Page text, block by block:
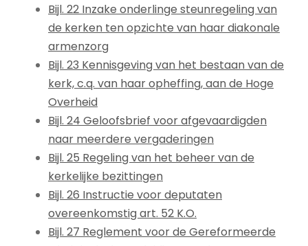
Bijl. 22 Inzake onderlinge steunregeling van
de kerken ten opzichte van haar diakonale
armenzorg
Bijl. 23 Kennisgeving van het bestaan van de
kerk, c.q. van haar opheffing, aan de Hoge
Overheid
Bijl. 24 Geloofsbrief voor afgevaardigden
naar meerdere vergaderingen
Bijl. 25 Regeling van het beheer van de
kerkelijke bezittingen
Bijl. 26 Instructie voor deputaten
overeenkomstig art. 52 K.O.
Bijl. 27 Reglement voor de Gereformeerde